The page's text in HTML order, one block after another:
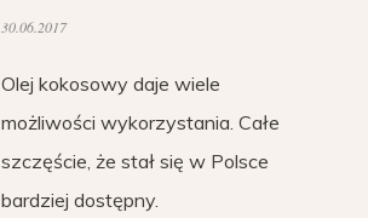
30.06.2017
Olej kokosowy daje wiele
możliwości wykorzystania. Całe
szczęście, że stał się w Polsce
bardziej dostępny.